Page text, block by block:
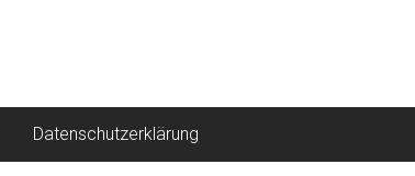
Datenschutzerklärung